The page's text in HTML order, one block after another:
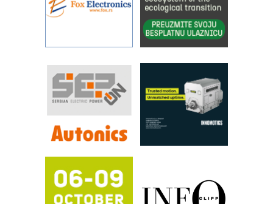
IBeRTIM - oprema za ispitivanje
STAUFF – Komponente koje
sistema
YAMADA pumpe – japanska
pouzdanost u transferu fluida
Filtration Group Industrial – Napredna
rešenja za filtraciju u hidrauličkim i
procesnim sistemima
FANUC: Najbolje za vašu pametnu
automatizaciju
Efikasno upravljanje energijom